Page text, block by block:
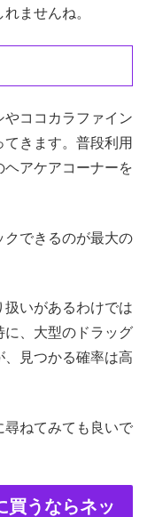
ませんね。
やココカラファイン
きます。普段利用
ヘアケアコーナーを
クできるのが最大の
いがあるわけでは
に、大型のドラッグ
、見つかる確率は高
尋ねてみても良いで
買うならネッ